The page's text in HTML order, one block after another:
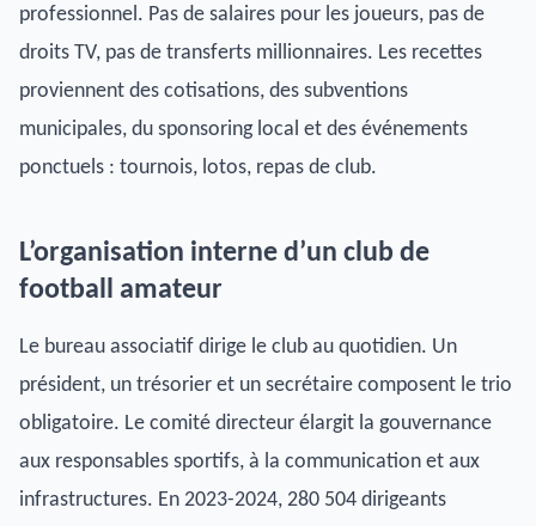
professionnel. Pas de salaires pour les joueurs, pas de
droits TV, pas de transferts millionnaires. Les recettes
proviennent des cotisations, des subventions
municipales, du sponsoring local et des événements
ponctuels : tournois, lotos, repas de club.
L’organisation interne d’un club de
football amateur
Le bureau associatif dirige le club au quotidien. Un
président, un trésorier et un secrétaire composent le trio
obligatoire. Le comité directeur élargit la gouvernance
aux responsables sportifs, à la communication et aux
infrastructures. En 2023-2024, 280 504 dirigeants